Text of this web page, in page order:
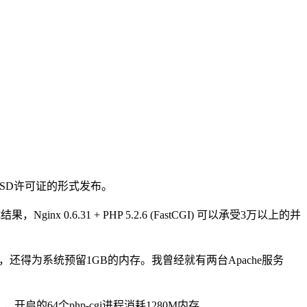
许可证的形式发布。
，Nginx 0.6.31 + PHP 5.2.6 (FastCGI) 可以承受3万以上的并
得为系统预留1GB的内存。我曾经就有两台Apache服务